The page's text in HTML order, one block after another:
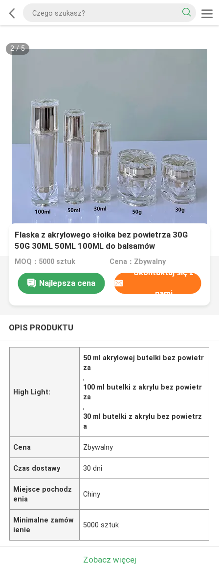
2/5
Flaska z akrylowego słoika bez powietrza 30G
50G 30ML 50ML 100ML do balsamów
kosmetycznych z pompą balsamów aluminiowych
MOQ：5000 sztuk Cena：Zbywalny
Najlepsza cena
Skontaktuj się z
nami
OPIS PRODUKTU
High Light:
50 ml akrylowej butelki bez powietr
za
,
100 ml butelki z akrylu bez powietr
za
,
30 ml butelki z akrylu bez powietrz
a
Cena Zbywalny
Czas dostawy 30 dni
Miejsce pochodz
enia
Chiny
Minimalne zamów
ienie
5000 sztuk
Zobacz więcej